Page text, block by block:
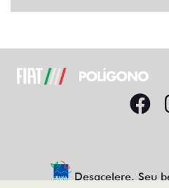
Desacelere. Seu